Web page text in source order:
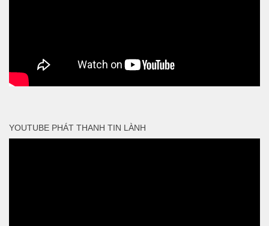
YOUTUBE PHÁT THANH TIN LÀNH